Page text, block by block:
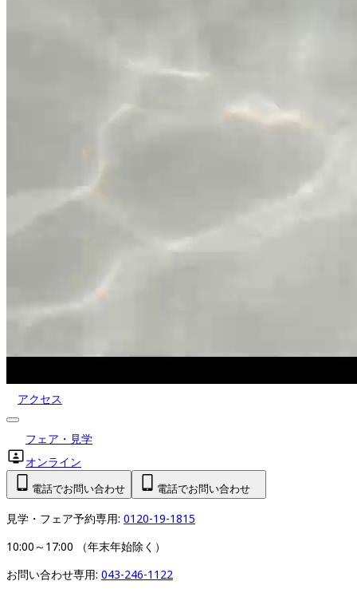
アクセス
フェア・見学
オンライン
電話でお問い合わせ 電話でお問い合わせ
見学・フェア予約専用: 0120-19-1815
10:00～17:00 （年末年始除く）
お問い合わせ専用: 043-246-1122